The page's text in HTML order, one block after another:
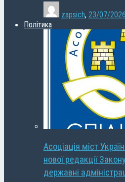
zapsich, 23/07/2026
Політика
Асоціація міст
нової редакції
державні